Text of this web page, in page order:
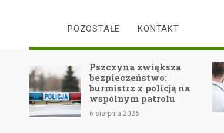
POZOSTAŁE KONTAKT
Pszczyna zwiększa
bezpieczeństwo:
burmistrz z policją na
wspólnym patrolu
6 sierpnia 2026